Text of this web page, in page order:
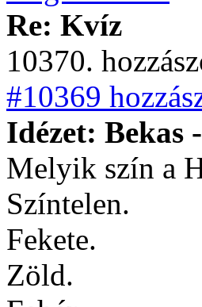
Re: Kvíz
10370.
#10369
Idézet: Bekas
Melyik szín a
Színtelen.
Fekete.
Zöld.